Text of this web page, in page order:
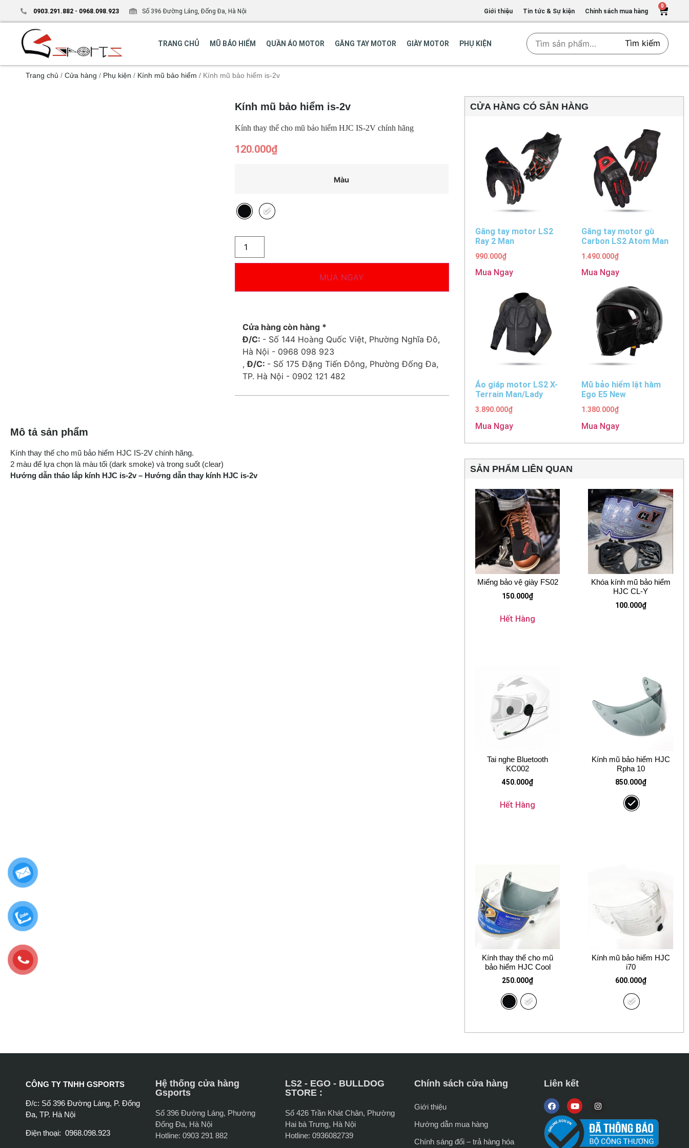
0903.291.882 - 0968.098.923 Số 396 Đường Láng, Đống Đa, Hà Nội Giới thiệu Tin tức & Sự kiện Chính sách mua hàng
0
TRANG CHỦ MŨ BẢO HIỂM QUẦN ÁO MOTOR GĂNG TAY MOTOR GIÀY MOTOR PHỤ KIỆN Tìm kiếm
Trang chủ / Cửa hàng / Phụ kiện / Kính mũ bảo hiểm / Kính mũ bảo hiểm is-2v
Kính mũ bảo hiểm is-2v
Kính thay thế cho mũ bảo hiểm HJC IS-2V chính hãng
120.000₫
Màu
MUA NGAY
Cửa hàng còn hàng *
Đ/C: - Số 144 Hoàng Quốc Việt, Phường Nghĩa Đô,
Hà Nội - 0968 098 923
,Đ/C: - Số 175 Đặng Tiến Đông, Phường Đống Đa,
TP. Hà Nội - 0902 121 482
Mô tả sản phẩm
Kính thay thế cho mũ bảo hiểm HJC IS-2V chính hãng.
2 màu để lựa chọn là màu tối (dark smoke) và trong suốt (clear)
Hướng dẫn tháo lắp kính HJC is-2v – Hướng dẫn thay kính HJC is-2v
CỬA HÀNG CÓ SẴN HÀNG
Găng tay motor LS2
Ray 2 Man
990.000₫
Mua Ngay
Găng tay motor gù
Carbon LS2 Atom Man
1.490.000₫
Mua Ngay
Áo giáp motor LS2 X-
Terrain Man/Lady
3.890.000₫
Mua Ngay
Mũ bảo hiểm lật hàm
Ego E5 New
1.380.000₫
Mua Ngay
SẢN PHẨM LIÊN QUAN
Miếng bảo vệ giày FS02
150.000₫
Hết Hàng
Khóa kính mũ bảo hiểm
HJC CL-Y
100.000₫
Tai nghe Bluetooth
KC002
450.000₫
Hết Hàng
Kính mũ bảo hiểm HJC
Rpha 10
850.000₫
Kính thay thế cho mũ
bảo hiểm HJC Cool
250.000₫
Kính mũ bảo hiểm HJC
i70
600.000₫
CÔNG TY TNHH GSPORTS
Đ/c: Số 396 Đường Láng, P. Đống
Đa, TP. Hà Nội
Điện thoại: 0968.098.923
Hệ thống cửa hàng
Gsports
Số 396 Đường Láng, Phường
Đống Đa, Hà Nội
Hotline: 0903 291 882
LS2 - EGO - BULLDOG
STORE :
Số 426 Trần Khát Chân, Phường
Hai bà Trưng, Hà Nội
Hotline: 0936082739
Chính sách cửa hàng
Giới thiệu
Hướng dẫn mua hàng
Chính sáng đổi – trả hàng hóa
Liên kết